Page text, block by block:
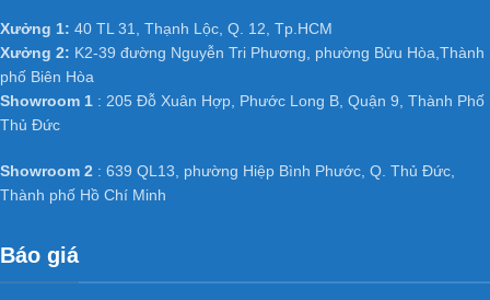
Xưởng 1: 40 TL 31, Thạnh Lộc, Q. 12, Tp.HCM
Xưởng 2: K2-39 đường Nguyễn Tri Phương, phường Bửu Hòa,Thành
phố Biên Hòa
Showroom 1 : 205 Đỗ Xuân Hợp, Phước Long B, Quận 9, Thành Phố
Thủ Đức
Showroom 2 : 639 QL13, phường Hiệp Bình Phước, Q. Thủ Đức,
Thành phố Hồ Chí Minh
Báo giá